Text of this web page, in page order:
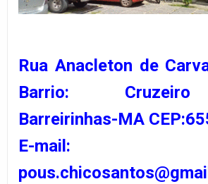
Rua Anacleton de
Barrio:
Barreirinhas-MA
E-mail: